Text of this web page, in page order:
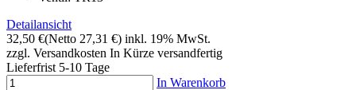
Detailansicht
32,50 €(Netto 27,31 €) inkl. 19% MwSt.
zzgl. Versandkosten In Kürze versandfertig
Lieferfrist 5-10 Tage
In Warenkorb